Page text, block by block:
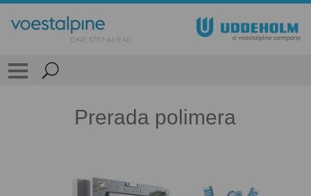
Prerada polimera